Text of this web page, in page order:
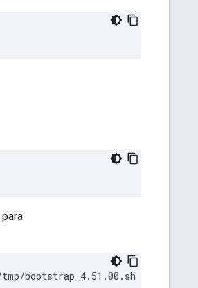
bootstrap_4.51.00.sh